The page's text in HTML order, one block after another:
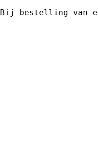
Bij bestelling van